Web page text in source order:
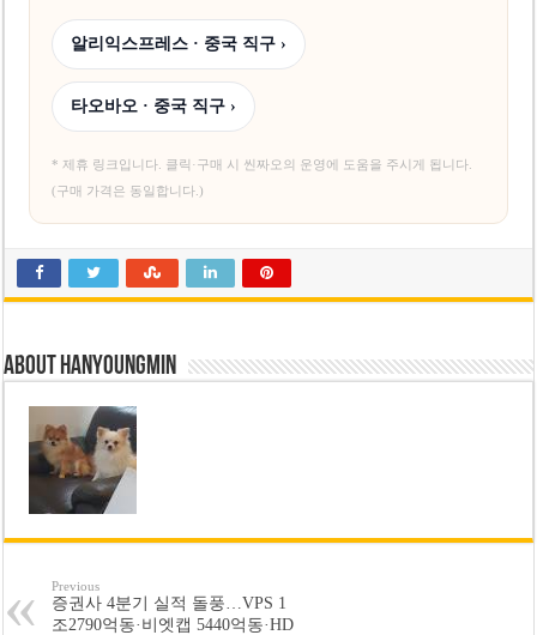
알리익스프레스 · 중국 직구 ›
타오바오 · 중국 직구 ›
* 제휴 링크입니다. 클릭·구매 시 씬짜오의 운영에 도움을 주시게 됩니다.
(구매 가격은 동일합니다.)
About hanyoungmin
Previous
증권사 4분기 실적 돌풍…VPS 1
조2790억동·비엣캡 5440억동·HD